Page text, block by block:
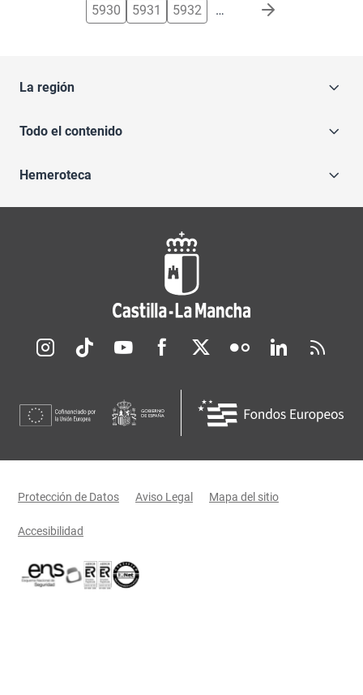
5930
5931 5932 …
La región
Todo el contenido
Hemeroteca
Redes sociales JCCM
Menú legal
Protección de Datos Aviso Legal Mapa del sitio
Accesibilidad